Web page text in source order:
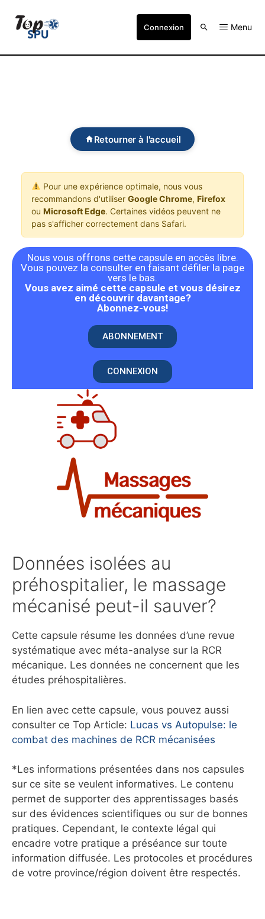
Connexion Menu
Retourner à l'accueil
Pour une expérience optimale, nous vous
recommandons d'utiliser Google Chrome, Firefox
ou Microsoft Edge. Certaines vidéos peuvent ne
pas s'afficher correctement dans Safari.
Nous vous offrons cette capsule en accès libre.
Vous pouvez la consulter en faisant défiler la page
vers le bas.
Vous avez aimé cette capsule et vous désirez
en découvrir davantage?
Abonnez-vous!
ABONNEMENT
CONNEXION
Données isolées au
préhospitalier, le massage
mécanisé peut-il sauver?
Cette capsule résume les données d’une revue
systématique avec méta-analyse sur la RCR
mécanique. Les données ne concernent que les
études préhospitalières.
En lien avec cette capsule, vous pouvez aussi
consulter ce Top Article: Lucas vs Autopulse: le
combat des machines de RCR mécanisées
*Les informations présentées dans nos capsules
sur ce site se veulent informatives. Le contenu
permet de supporter des apprentissages basés
sur des évidences scientifiques ou sur de bonnes
pratiques. Cependant, le contexte légal qui
encadre votre pratique a préséance sur toute
information diffusée. Les protocoles et procédures
de votre province/région doivent être respectés.